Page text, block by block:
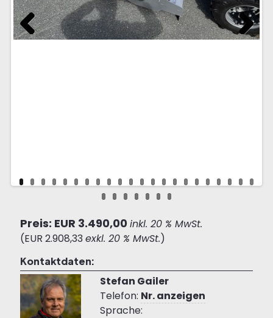
Preis: EUR 3.490,00 inkl. 20 % MwSt.
(EUR 2.908,33 exkl. 20 % MwSt.)
Kontaktdaten:
Stefan Gailer
Telefon: Nr. anzeigen
Sprache: